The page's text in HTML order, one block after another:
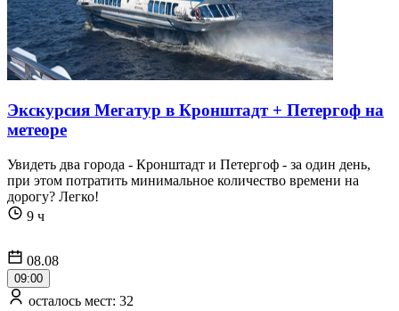
Экскурсия Мегатур в Кронштадт + Петергоф на
метеоре
Увидеть два города - Кронштадт и Петергоф - за один день,
при этом потратить минимальное количество времени на
дорогу? Легко!
9 ч
08.08
09:00
осталось мест: 32